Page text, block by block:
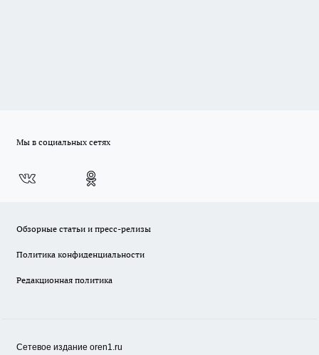
Мы в социальных сетях
Обзорные статьи и пресс-релизы
Политика конфиденциальности
Редакционная политика
Сетевое издание oren1.ru